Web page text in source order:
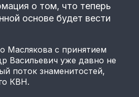
о том, что теперь
основе будет вести
Маслякова с принятием
Васильевич уже давно не
поток знаменитостей,
КВН.